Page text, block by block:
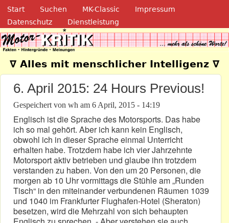
Direkt zum Inhalt
Navigation
Start Suchen MK-Classic
Impressum
Datenschutz
Dienstleistung
Motor-Kritik.de
∇ Alles mit menschlicher Intelligenz ∇
6. April 2015: 24 Hours Previous!
Gespeichert von wh am 6 April, 2015 - 14:19
Englisch ist die Sprache des Motorsports. Das habe
ich so mal gehört. Aber ich kann kein Englisch,
obwohl ich in dieser Sprache einmal Unterricht
erhalten habe. Trotzdem habe ich vier Jahrzehnte
Motorsport aktiv betrieben und glaube ihn trotzdem
verstanden zu haben. Von den um 20 Personen, die
morgen ab 10 Uhr vormittags die Stühle am „Runden
Tisch“ in den miteinander verbundenen Räumen 1039
und 1040 im Frankfurter Flughafen-Hotel (Sheraton)
besetzen, wird die Mehrzahl von sich behaupten